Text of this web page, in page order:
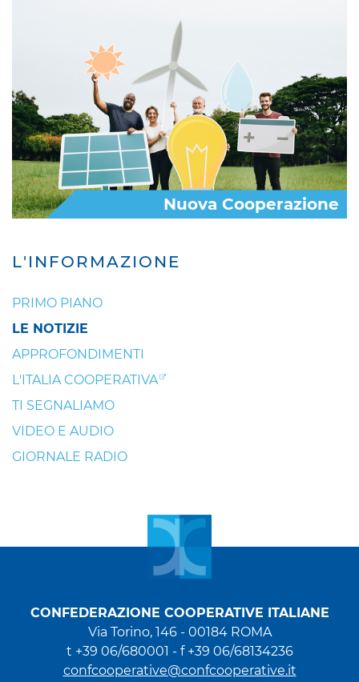
L'INFORMAZIONE
PRIMO PIANO
LE NOTIZIE
APPROFONDIMENTI
L'ITALIA COOPERATIVA
TI SEGNALIAMO
VIDEO E AUDIO
GIORNALE RADIO
Nuova Cooperazione
CONFEDERAZIONE COOPERATIVE ITALIANE
Via Torino, 146 - 00184 ROMA
t +39 06/680001 - f +39 06/68134236
confcooperative@confcooperative.it